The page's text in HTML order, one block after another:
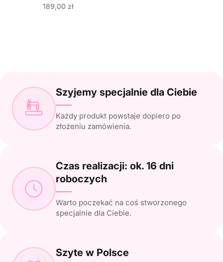
Regular price
189,00 zł
Szyjemy specjalnie dla Ciebie
Każdy produkt powstaje dopiero po
złożeniu zamówienia.
Czas realizacji: ok. 16 dni
roboczych
Warto poczekać na coś stworzonego
specjalnie dla Ciebie.
Szyte w Polsce